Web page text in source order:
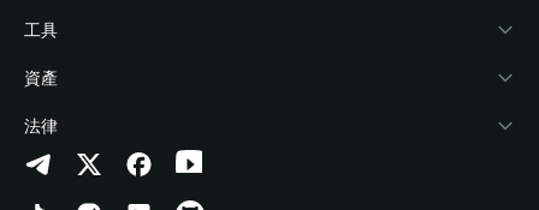
加密資訊
幫助中心
‌聯繫我們
品牌資源
Payfi Crypto
Crypto Swap API
Altcoin Season Index
Prediction Markets
連接錢包
Bitget Wallet Pay
合作上架
風險保障基金
安全防護技術
工具
快捷買幣
授權檢測
合約檢測
資產
Arbitrum
Avalanche
法律
隱私協議